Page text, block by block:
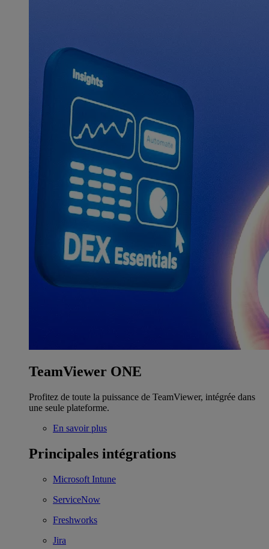
TeamViewer ONE
Profitez de toute la puissance de TeamViewer, intégrée dans
une seule plateforme.
En savoir plus
Principales intégrations
Microsoft Intune
ServiceNow
Freshworks
Jira